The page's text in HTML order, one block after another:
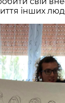
інших